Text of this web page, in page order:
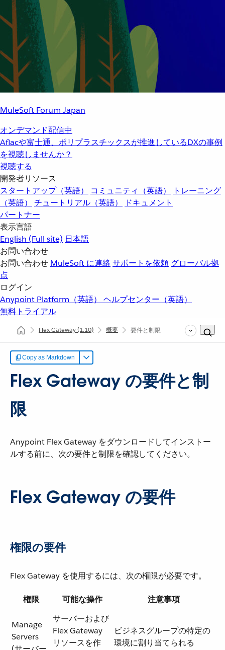
MuleSoft Forum Japan
オンデマンド配信中
Aflacや富士通、ポリプラスチックスが推進しているDXの事例
を視聴しませんか？
視聴する
開発者リソース
スタートアップ（英語）
コミュニティ（英語）
トレーニング
（英語）
チュートリアル（英語）
ドキュメント
パートナー
表示言語
English (Full site) 日本語
お問い合わせ
お問い合わせ MuleSoft に連絡サポートを依頼 グローバル拠
点
ログイン
Anypoint Platform（英語） ヘルプセンター（英語）
無料トライアル
Flex Gateway(1.10) 概要 要件と制限
Copy as Markdown
Flex Gateway の要件と制
限
Anypoint Flex Gateway をダウンロードしてインストー
ルする前に、次の要件と制限を確認してください。
Flex Gateway の要件
権限の要件
Flex Gateway を使用するには、次の権限が必要です。
権限 可能な操作 注意事項
Manage
Servers
サーバーおよび
Flex Gateway
リソースを作
ビジネスグループの特定の
環境に割り当てられる